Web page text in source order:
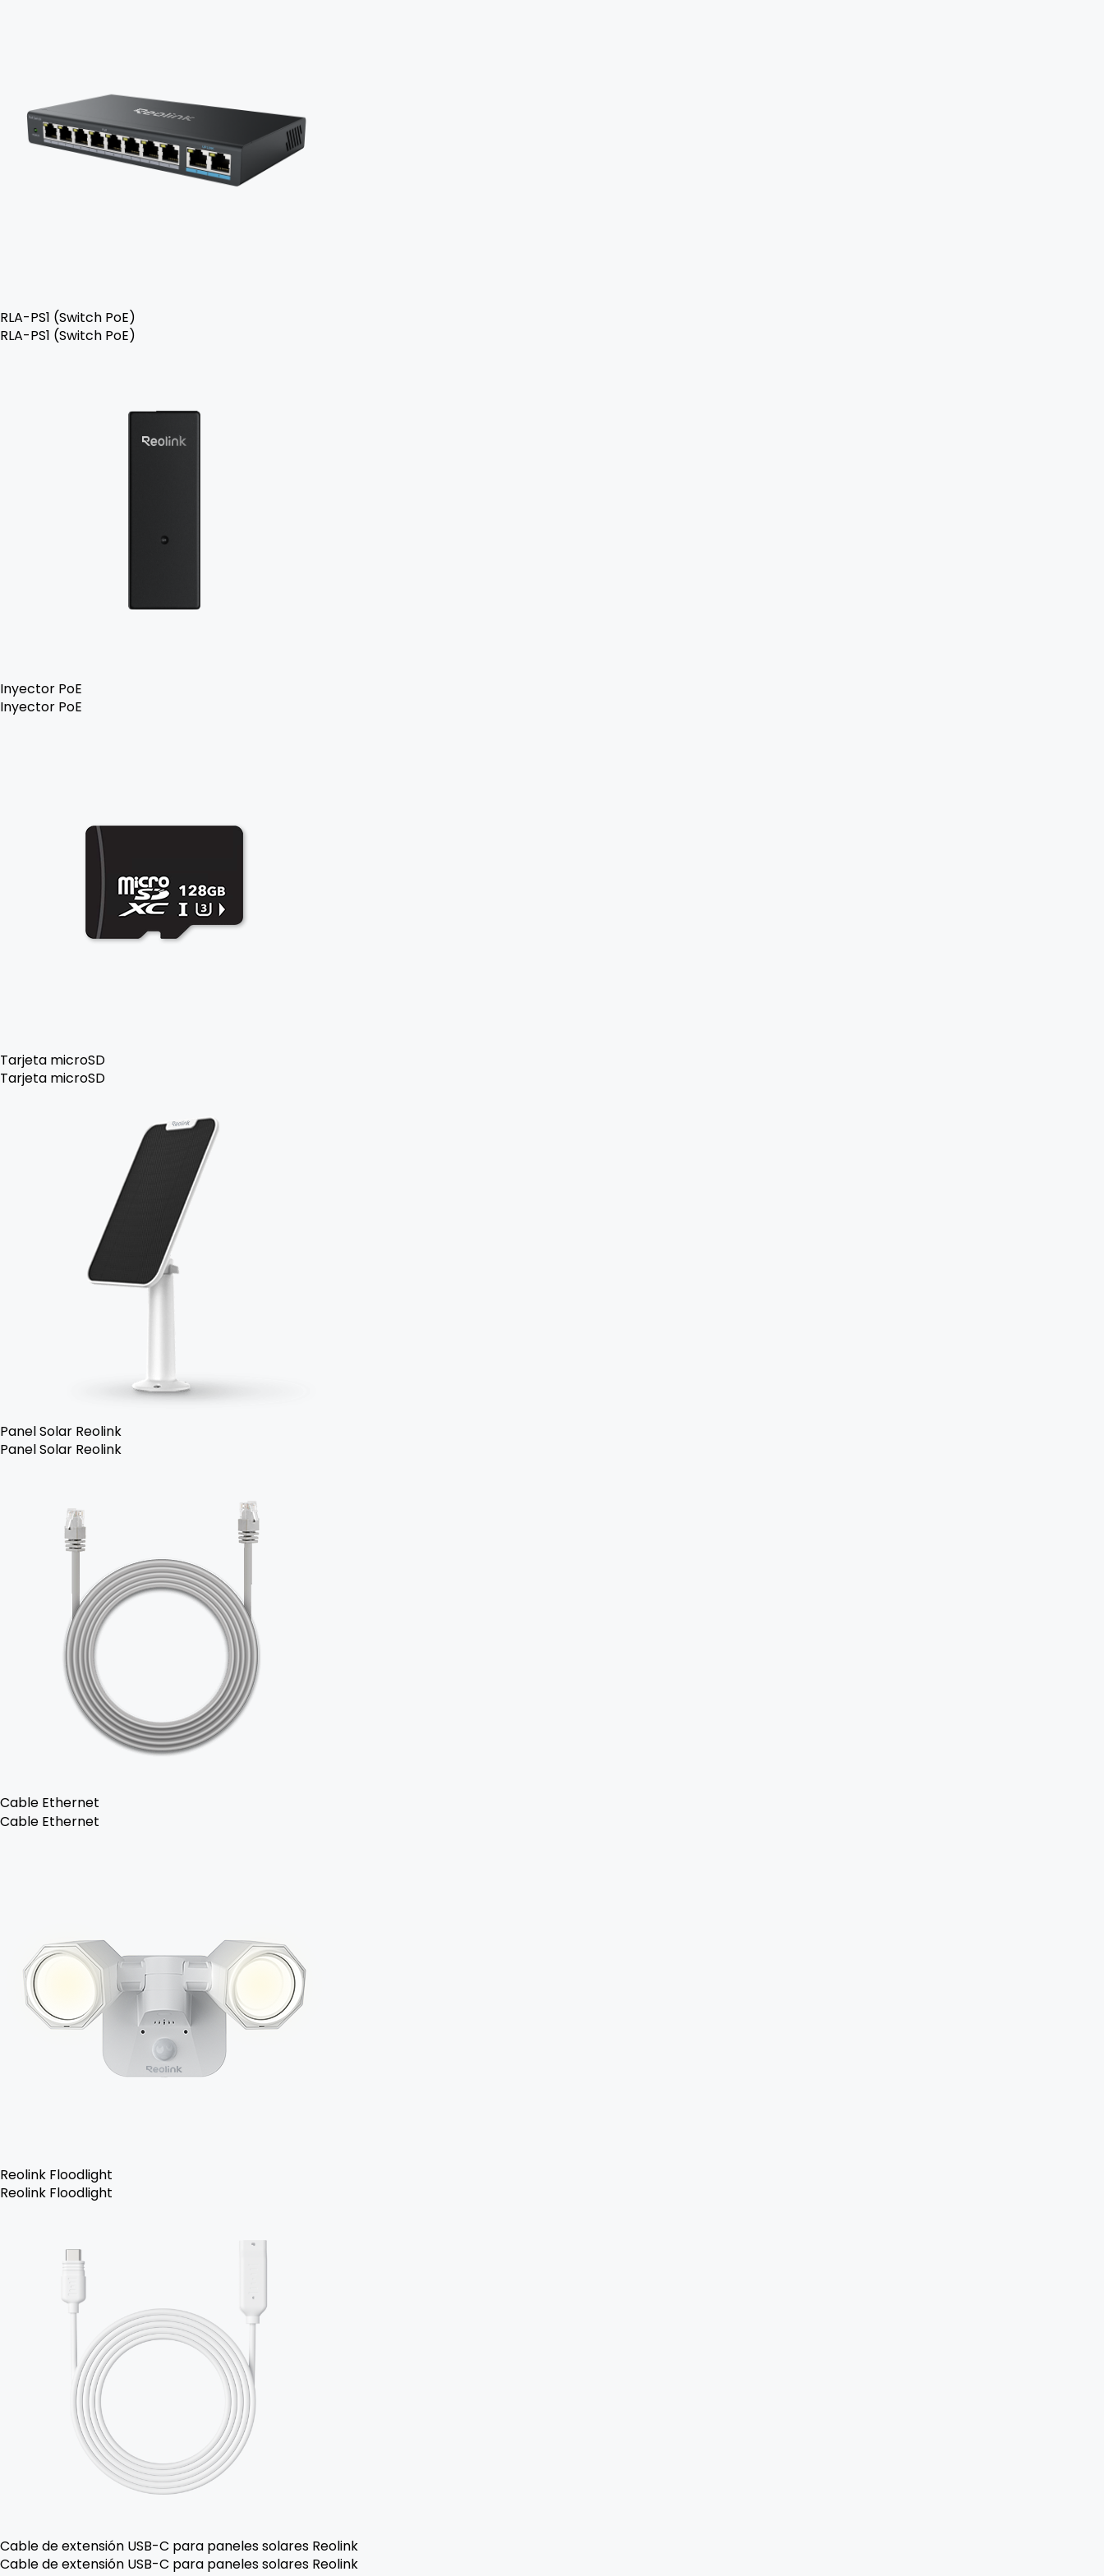
RLA-PS1 (Switch PoE)
RLA-PS1 (Switch PoE)
Inyector PoE
Inyector PoE
Tarjeta microSD
Tarjeta microSD
Panel Solar Reolink
Panel Solar Reolink
Cable Ethernet
Cable Ethernet
Reolink Floodlight
Reolink Floodlight
Cable de extensión USB-C para paneles solares Reolink
Cable de extensión USB-C para paneles solares Reolink